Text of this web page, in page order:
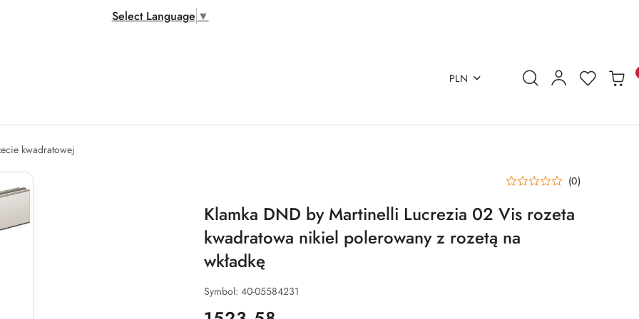
Select Language ▼
PLN
kwadratowej
(0)
Klamka DND by Martinelli Lucrezia 02 Vis rozeta
kwadratowa nikiel polerowany z rozetą na
wkładkę
Symbol: 40-05584231